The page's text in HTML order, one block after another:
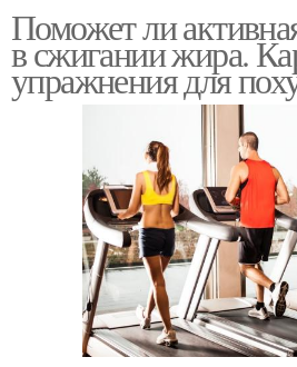
Поможет ли
в сжигании жира.
упражнения для